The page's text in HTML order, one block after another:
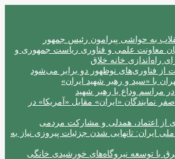
به حواشی پیرامون رئیس جمهور
معاونت علمی و فناوری ریاست جمهوری و
راه‌اندازی خانه خلاق
فناوری‌های نوظهور دو برابر می‌شود
با «سید و رهبر شهید ایران»
مراسم وداع با رهبر شهید
قاطع ۱۰ بر صفر نمایندگان «ایران» مقابل «آمریکا» در
از اعتماد، همدلی و مشارکت مردمی
ایران: تانهایی شدن جزئیات پیروزی نیاز به
با توسعه نیروگاه‌های خورشیدی خانگی